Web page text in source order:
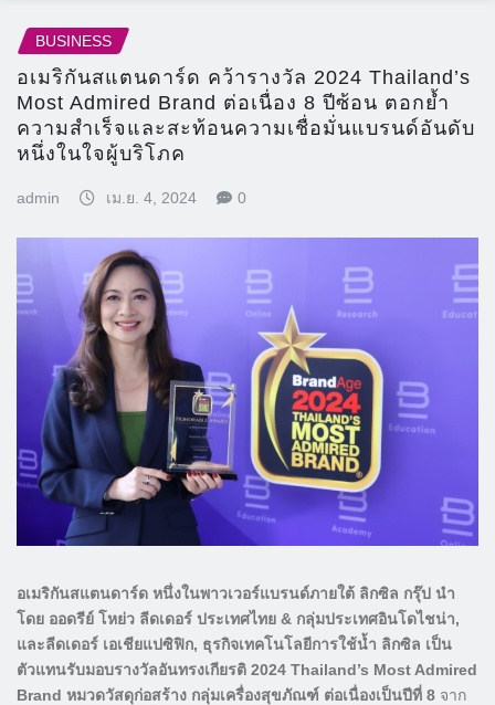
BUSINESS
อเมริกันสแตนดาร์ด คว้ารางวัล 2024 Thailand’s
Most Admired Brand ต่อเนื่อง 8 ปีซ้อน ตอกย้ำ
ความสำเร็จและสะท้อนความเชื่อมั่นแบรนด์อันดับ
หนึ่งในใจผู้บริโภค
admin เม.ย. 4, 2024 0
อเมริกันสแตนดาร์ด หนึ่งในพาวเวอร์แบรนด์ภายใต้ ลิกซิล กรุ๊ป นำ
โดย ออดรีย์ โหย่ว ลีดเดอร์ ประเทศไทย & กลุ่มประเทศอินโดไชน่า,
และลีดเดอร์ เอเชียแปซิฟิก, ธุรกิจเทคโนโลยีการใช้น้ำ ลิกซิล เป็น
ตัวแทนรับมอบรางวัลอันทรงเกียรติ 2024 Thailand’s Most Admired
Brand หมวดวัสดุก่อสร้าง กลุ่มเครื่องสุขภัณฑ์ ต่อเนื่องเป็นปีที่ 8 จาก